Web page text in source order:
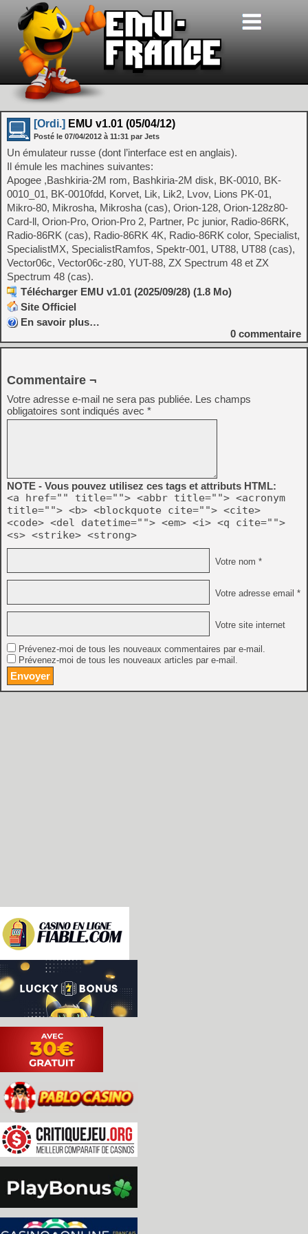
[Ordi.] EMU v1.01 (05/04/12)
Posté le 07/04/2012 à 11:31 par Jets
Un émulateur russe (dont l’interface est en anglais).
Il émule les machines suivantes:
Apogee ,Bashkiria-2M rom, Bashkiria-2M disk, BK-0010, BK-
0010_01, BK-0010fdd, Korvet, Lik, Lik2, Lvov, Lions PK-01,
Mikro-80, Mikrosha, Mikrosha (cas), Orion-128, Orion-128z80-
Card-ll, Orion-Pro, Orion-Pro 2, Partner, Pc junior, Radio-86RK,
Radio-86RK (cas), Radio-86RK 4K, Radio-86RK color, Specialist,
SpecialistMX, SpecialistRamfos, Spektr-001, UT88, UT88 (cas),
Vector06c, Vector06c-z80, YUT-88, ZX Spectrum 48 et ZX
Spectrum 48 (cas).
Télécharger EMU v1.01 (2025/09/28) (1.8 Mo)
Site Officiel
En savoir plus…
0 commentaire
Commentaire ¬
Votre adresse e-mail ne sera pas publiée. Les champs
obligatoires sont indiqués avec *
NOTE - Vous pouvez utilisez ces tags et attributs HTML:
<a href="" title=""> <abbr title=""> <acronym
title=""> <b> <blockquote cite=""> <cite>
<code> <del datetime=""> <em> <i> <q cite="">
<s> <strike> <strong>
Votre nom *
Votre adresse email *
Votre site internet
Prévenez-moi de tous les nouveaux commentaires par e-mail.
Prévenez-moi de tous les nouveaux articles par e-mail.